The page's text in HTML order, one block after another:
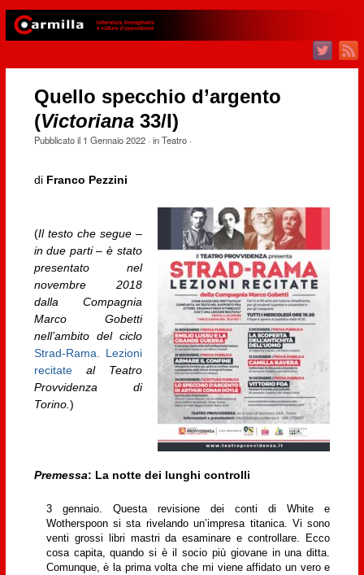
Quello specchio d’argento
(Victoriana33/I)
Pubblicato il 1 Gennaio 2022· inTeatro·
di Franco Pezzini
(Il testo che segue –
in due parti – è stato
presentato nel
novembre 2018
dalla Compagnia
Marco Gobetti
nell’ambito del ciclo
Strad-Rama. Lezioni
recitateal Teatro
Provvidenza di
Torino. )
Premessa: La notte dei lunghi controlli
3 gennaio. Questa revisione dei conti di White e
Wotherspoon si sta rivelando un’impresa titanica. Vi sono
venti grossi libri mastri da esaminare e controllare. Ecco
cosa capita, quando si è il socio più giovane in una ditta.
Comunque, è la prima volta che mi viene affidato un vero e